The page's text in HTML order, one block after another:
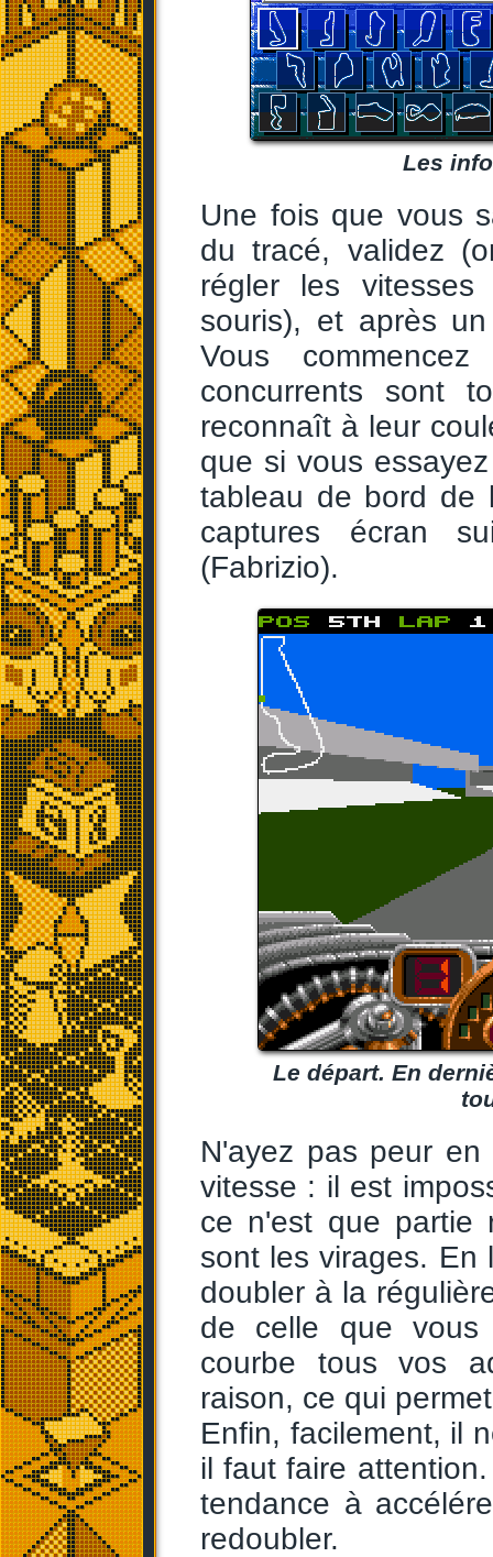
Les
Une fois que vous
du tracé, validez
régler les
souris), et après
Vous
concurrents sont
reconnaît à leur
que si vous
tableau de bord de
captures écran
(Fabrizio).
Le départ. En
N'ayez pas peur
vitesse : il est
ce n'est que partie
sont les virages. En
doubler à la
de celle que vous
courbe tous vos
raison, ce qui
Enfin, facilement, il
il faut faire
tendance à
redoubler.